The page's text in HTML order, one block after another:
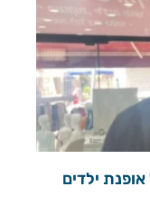
35 שנים של אופנת ילדים